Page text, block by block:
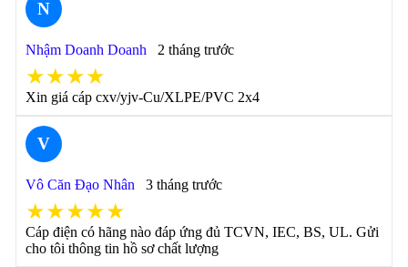
N
Nhậm Doanh Doanh 2 tháng trước
★★★★
Xin giá cáp cxv/yjv-Cu/XLPE/PVC 2x4
V
Vô Căn Đạo Nhân 3 tháng trước
★★★★★
Cáp điện có hãng nào đáp ứng đủ TCVN, IEC, BS, UL. Gửi
cho tôi thông tin hồ sơ chất lượng